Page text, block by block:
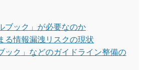
ブック」が必要なのか
る情報漏洩リスクの現状
ック」などのガイドライン整備の